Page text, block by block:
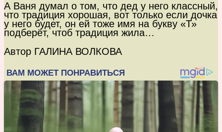
А Ваня думал о том, что дед у него классный,
что традиция хорошая, вот только если дочка
у него будет, он ей тоже имя на букву «Т»
подберёт, чтоб традиция жила…
Автор ГАЛИНА ВОЛКОВА